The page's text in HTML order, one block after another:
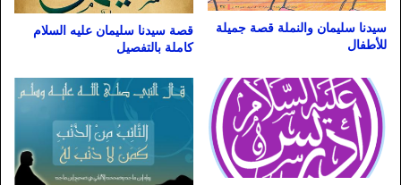
سيدنا سليمان والنملة قصة جميلة
للأطفال
قصة سيدنا سليمان عليه السلام
كاملة بالتفصيل